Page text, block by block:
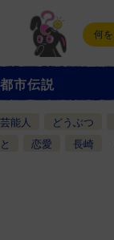
都市伝説
芸能人 どうぶつ
恋愛 長崎